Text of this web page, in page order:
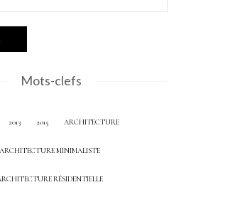
Mots-clefs
2013 2015 ARCHITECTURE
ARCHITECTURE MINIMALISTE
RÉSIDENTIELLE